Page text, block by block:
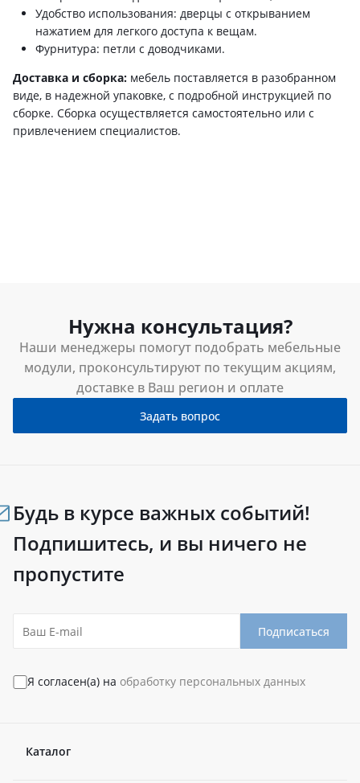
Удобство использования: дверцы с открыванием
нажатием для легкого доступа к вещам.
Фурнитура: петли с доводчиками.
Доставка и сборка: мебель поставляется в разобранном
виде, в надежной упаковке, с подробной инструкцией по
сборке. Сборка осуществляется самостоятельно или с
привлечением специалистов.
Нужна консультация?
Наши менеджеры помогут подобрать мебельные
модули, проконсультируют по текущим акциям,
доставке в Ваш регион и оплате
Задать вопрос
Будь в курсе важных событий!
Подпишитесь, и вы ничего не
пропустите
Подписаться
Я согласен(а) на обработку персональных данных
Каталог